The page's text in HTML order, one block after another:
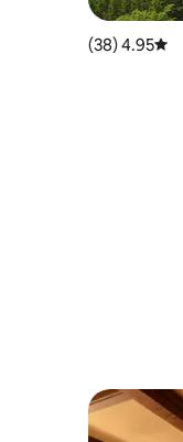
متوسط التقييم 4.95 من 5، 38 مراجعات
4.95 (38)